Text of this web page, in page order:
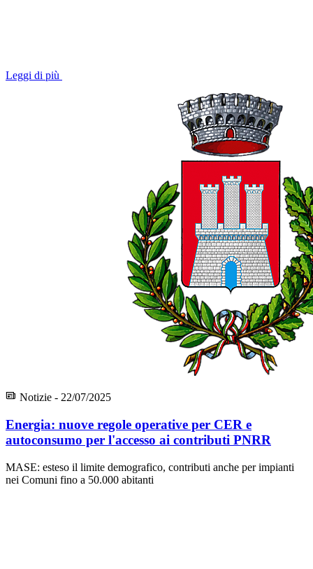
Leggi di più
Notizie - 22/07/2025
Energia: nuove regole operative per CER e
autoconsumo per l'accesso ai contributi PNRR
MASE: esteso il limite demografico, contributi anche per impianti
nei Comuni fino a 50.000 abitanti